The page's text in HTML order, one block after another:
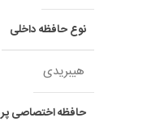
نوع حافظه داخلی
هیبریدی
حافظه اختصاصی